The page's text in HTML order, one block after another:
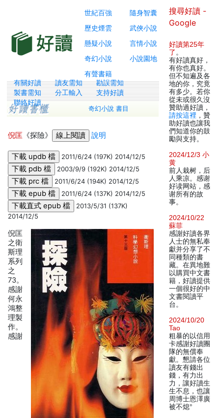
世紀百強
隨身智囊
歷史煙雲
武俠小說
懸疑小說
言情小說
奇幻小說
小說園地
有聲書籍
有關好讀 讀友需知
勘誤需知
製書需知
分工輸入
支持好讀
聯絡好讀
奇幻小說 書目
倪匡 《探險》 說明
2011/6/24 (197K) 2014/12/5
2003/9/9 (192K) 2014/12/5
2011/6/24 (194K) 2014/12/5
2011/6/24 (137K) 2014/12/5
2013/5/31 (137K)
2014/12/5
倪匡
之衛
斯理
系列
之
73。
感謝
何永
鴻整
理製
作。
感謝
搜尋好讀 -
Google
好讀第25年
了 。
有好讀真好，
有你也真好。
但不知遍及各
地的你，究竟
有多少。若你
從未或很久沒
贊助過好讀，
請按這裡 ，贊
助好讀也讓我
們知道你的鼓
勵與支持。
2024/12/3 小
黄
前人栽树，后
人乘凉。感谢
好读网站，感
谢所有的故
事。
2024/10/22
蘇菲
感謝好讀各界
人士的無私奉
獻并分享了不
同種類的書
藏。在異地難
以購買中文書
籍，好讀提供
一個很好的中
文書閱讀平
台。
2024/10/20
Tao
粗暴的以信用
卡感謝好讀團
隊的無償奉
獻。懇請各位
讀友有錢出
錢，有力出
力，讓好讀生
生不息，也讓
周博士恩澤廣
被不熄°